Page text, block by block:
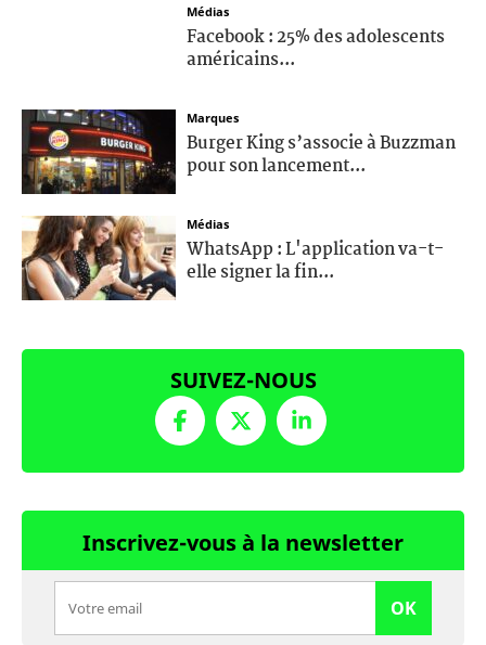
Médias
Facebook : 25% des adolescents
américains...
Marques
Burger King s’associe à Buzzman
pour son lancement...
Médias
WhatsApp : L'application va-t-
elle signer la fin...
SUIVEZ-NOUS
Inscrivez-vous à la newsletter
OK